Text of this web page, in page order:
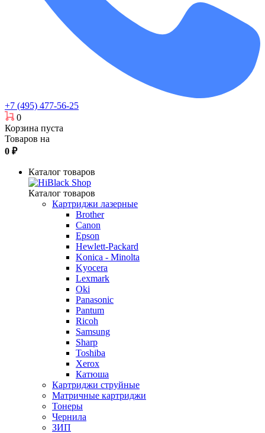
+7 (495) 477-56-25
0
Корзина пуста
Товаров на
0 ₽
Каталог товаров
Каталог товаров
Картриджи лазерные
Brother
Canon
Epson
Hewlett-Packard
Konica - Minolta
Kyocera
Lexmark
Oki
Panasonic
Pantum
Ricoh
Samsung
Sharp
Toshiba
Xerox
Катюша
Картриджи струйные
Матричные картриджи
Тонеры
Чернила
ЗИП